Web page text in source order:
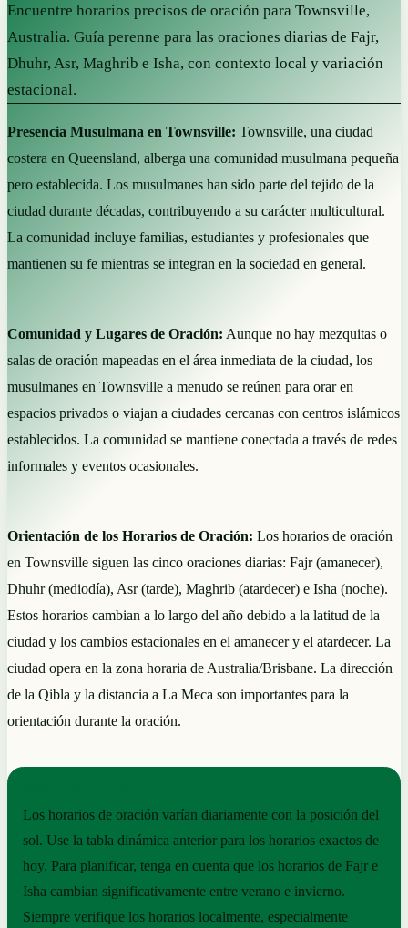
Encuentre horarios precisos de oración para Townsville,
Australia. Guía perenne para las oraciones diarias de Fajr,
Dhuhr, Asr, Maghrib e Isha, con contexto local y variación
estacional.
Presencia Musulmana en Townsville: Townsville, una ciudad
costera en Queensland, alberga una comunidad musulmana pequeña
pero establecida. Los musulmanes han sido parte del tejido de la
ciudad durante décadas, contribuyendo a su carácter multicultural.
La comunidad incluye familias, estudiantes y profesionales que
mantienen su fe mientras se integran en la sociedad en general.
Comunidad y Lugares de Oración: Aunque no hay mezquitas o
salas de oración mapeadas en el área inmediata de la ciudad, los
musulmanes en Townsville a menudo se reúnen para orar en
espacios privados o viajan a ciudades cercanas con centros islámicos
establecidos. La comunidad se mantiene conectada a través de redes
informales y eventos ocasionales.
Orientación de los Horarios de Oración: Los horarios de oración
en Townsville siguen las cinco oraciones diarias: Fajr (amanecer),
Dhuhr (mediodía), Asr (tarde), Maghrib (atardecer) e Isha (noche).
Estos horarios cambian a lo largo del año debido a la latitud de la
ciudad y los cambios estacionales en el amanecer y el atardecer. La
ciudad opera en la zona horaria de Australia/Brisbane. La dirección
de la Qibla y la distancia a La Meca son importantes para la
orientación durante la oración.
Los horarios de oración varían diariamente con la posición del
sol. Use la tabla dinámica anterior para los horarios exactos de
hoy. Para planificar, tenga en cuenta que los horarios de Fajr e
Isha cambian significativamente entre verano e invierno.
Siempre verifique los horarios localmente, especialmente